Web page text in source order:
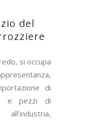
del
si occupa
di
e pezzi di